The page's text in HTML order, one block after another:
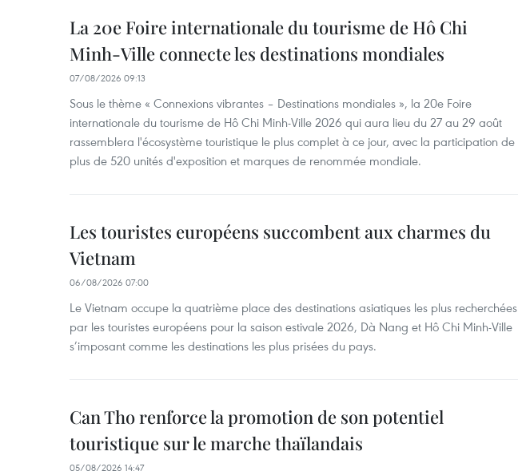
La 20e Foire internationale du tourisme de Hô Chi
Minh-Ville connecte les destinations mondiales
07/08/2026 09:13
Sous le thème « Connexions vibrantes – Destinations mondiales », la 20e Foire
internationale du tourisme de Hô Chi Minh-Ville 2026 qui aura lieu du 27 au 29 août
rassemblera l'écosystème touristique le plus complet à ce jour, avec la participation de
plus de 520 unités d'exposition et marques de renommée mondiale.
Les touristes européens succombent aux charmes du
Vietnam
06/08/2026 07:00
Le Vietnam occupe la quatrième place des destinations asiatiques les plus recherchées
par les touristes européens pour la saison estivale 2026, Dà Nang et Hô Chi Minh-Ville
s’imposant comme les destinations les plus prisées du pays.
Can Tho renforce la promotion de son potentiel
touristique sur le marche thaïlandais
05/08/2026 14:47